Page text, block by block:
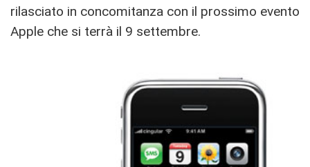
rilasciato in concomitanza con il prossimo evento
Apple che si terrà il 9 settembre.